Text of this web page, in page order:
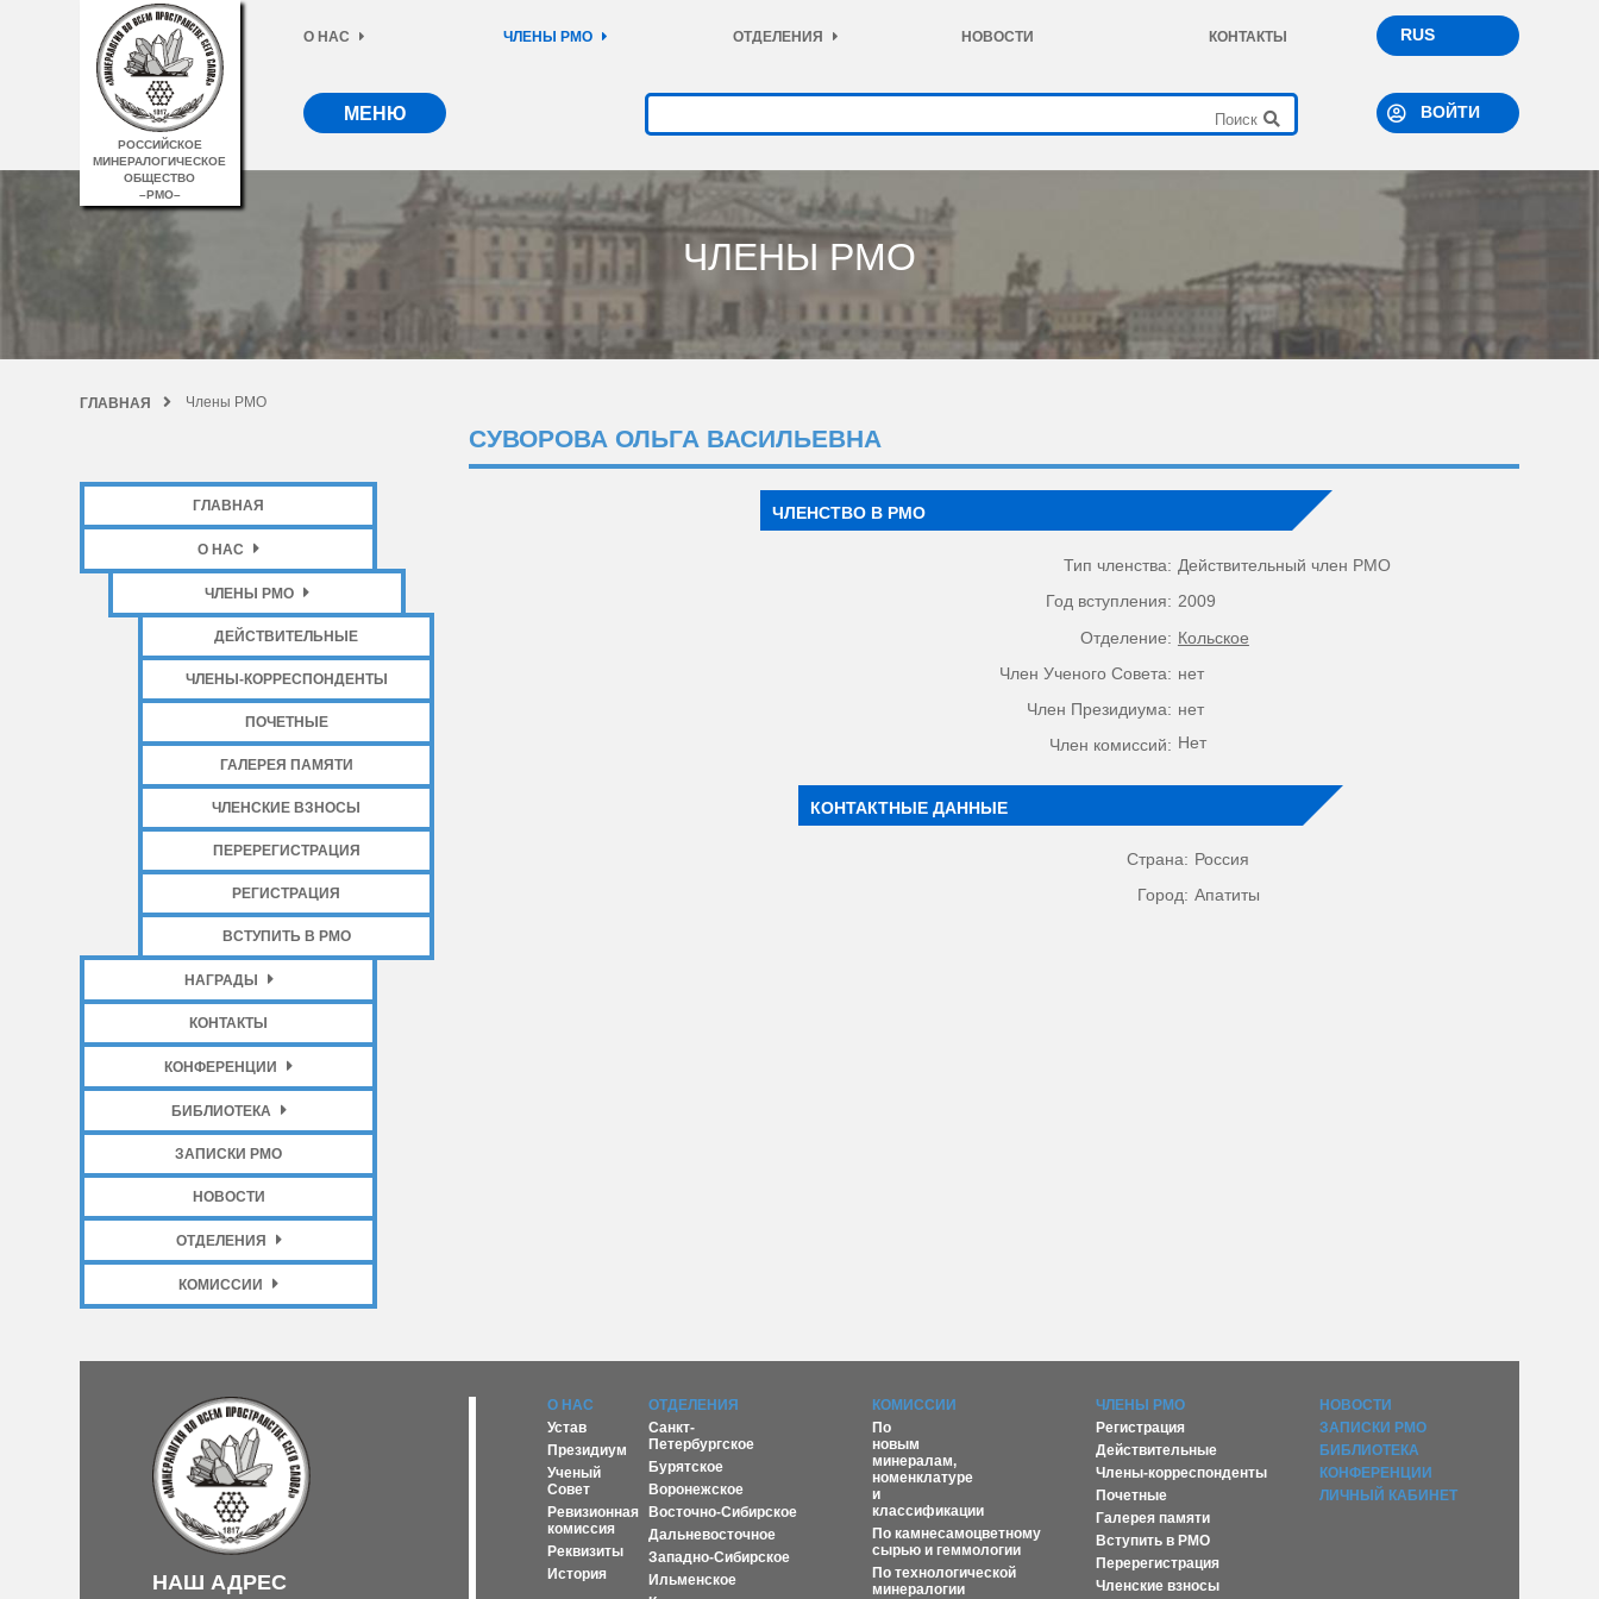
РОССИЙСКОЕ
МИНЕРАЛОГИЧЕСКОЕ
ОБЩЕСТВО
–РМО–
О НАС ЧЛЕНЫ РМО ОТДЕЛЕНИЯ НОВОСТИ КОНТАКТЫ RUS
МЕНЮ ВОЙТИ
ЧЛЕНЫ РМО
ГЛАВНАЯ Члены РМО
ГЛАВНАЯ
О НАС
ЧЛЕНЫ РМО
ДЕЙСТВИТЕЛЬНЫЕ
ЧЛЕНЫ-КОРРЕСПОНДЕНТЫ
ПОЧЕТНЫЕ
ГАЛЕРЕЯ ПАМЯТИ
ЧЛЕНСКИЕ ВЗНОСЫ
ПЕРЕРЕГИСТРАЦИЯ
РЕГИСТРАЦИЯ
ВСТУПИТЬ В РМО
НАГРАДЫ
КОНТАКТЫ
КОНФЕРЕНЦИИ
БИБЛИОТЕКА
ЗАПИСКИ РМО
НОВОСТИ
ОТДЕЛЕНИЯ
КОМИССИИ
СУВОРОВА ОЛЬГА ВАСИЛЬЕВНА
ЧЛЕНСТВО В РМО
Тип членства: Действительный член РМО
Год вступления: 2009
Отделение: Кольское
Член Ученого Совета: нет
Член Президиума: нет
Член комиссий: Нет
КОНТАКТНЫЕ ДАННЫЕ
Страна: Россия
Город: Апатиты
НАШ АДРЕС
О НАС
Устав
Президиум
Ученый
Совет
Ревизионная
комиссия
Реквизиты
История
ОТДЕЛЕНИЯ
Санкт-
Петербургское
Бурятское
Воронежское
Восточно-Сибирское
Дальневосточное
Западно-Сибирское
Ильменское
КОМИССИИ
По
новым
минералам,
номенклатуре
и
классификации
По камнесамоцветному
сырью и геммологии
По технологической
минералогии
ЧЛЕНЫ РМО
Регистрация
Действительные
Члены-корреспонденты
Почетные
Галерея памяти
Вступить в РМО
Перерегистрация
Членские взносы
НОВОСТИ
ЗАПИСКИ РМО
БИБЛИОТЕКА
КОНФЕРЕНЦИИ
ЛИЧНЫЙ КАБИНЕТ